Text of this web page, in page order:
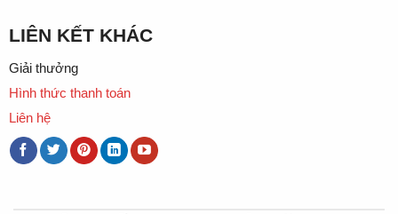
LIÊN KẾT KHÁC
Giải thưởng
Hình thức thanh toán
Liên hệ